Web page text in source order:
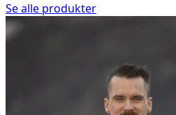
Se alle produkter